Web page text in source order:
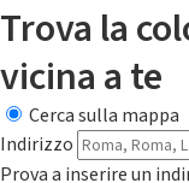
Trova la
vicina a te
Cerca sulla mappa
Indirizzo
Prova a inserire un